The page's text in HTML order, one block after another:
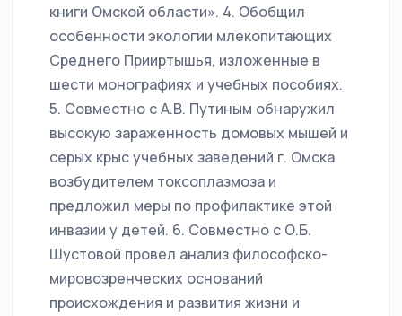
книги Омской области». 4. Обобщил
особенности экологии млекопитающих
Среднего Прииртышья, изложенные в
шести монографиях и учебных пособиях.
5. Совместно с А.В. Путиным обнаружил
высокую зараженность домовых мышей и
серых крыс учебных заведений г. Омска
возбудителем токсоплазмоза и
предложил меры по профилактике этой
инвазии у детей. 6. Совместно с О.Б.
Шустовой провел анализ философско-
мировозренческих оснований
происхождения и развития жизни и